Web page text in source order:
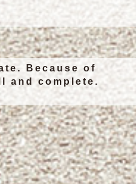
Because of
and complete.